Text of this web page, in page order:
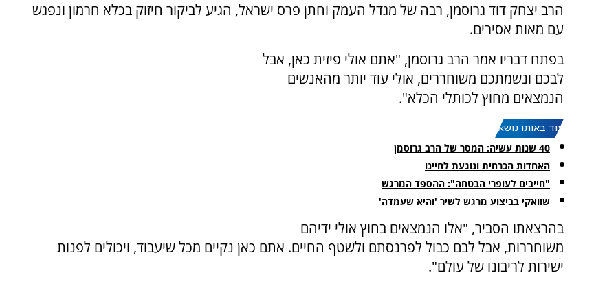
הרב יצחק דוד גרוסמן, רבה של מגדל העמק וחתן פרס ישראל, הגיע לביקור חיזוק בכלא חרמון ונפגש
עם מאות אסירים.
בפתח דבריו אמר הרב גרוסמן, "אתם אולי פיזית כאן, אבל
לבכם ונשמתכם משוחררים, אולי עוד יותר מהאנשים
הנמצאים מחוץ לכותלי הכלא".
עוד באותו נושא:
40 שנות עשיה: המסר של הרב גרוסמן
האחדות הכרחית ונוגעת לחיינו
"חייבים לעופרי הבטחה": ההספד המרגש
שוואקי בביצוע מרגש לשיר 'והיא שעמדה'
בהרצאתו הסביר, "אלו הנמצאים בחוץ אולי ידיהם
משוחררות, אבל לבם כבול לפרנסתם ולשטף החיים. אתם כאן נקיים מכל שיעבוד, ויכולים לפנות
ישירות לריבונו של עולם".